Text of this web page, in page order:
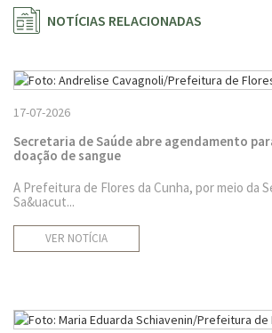
NOTÍCIAS RELACIONADAS
17-07-2026
Secretaria de Saúde abre agendamento
doação de sangue
A Prefeitura de Flores da Cunha, por meio da
Sa&uacut...
VER NOTÍCIA